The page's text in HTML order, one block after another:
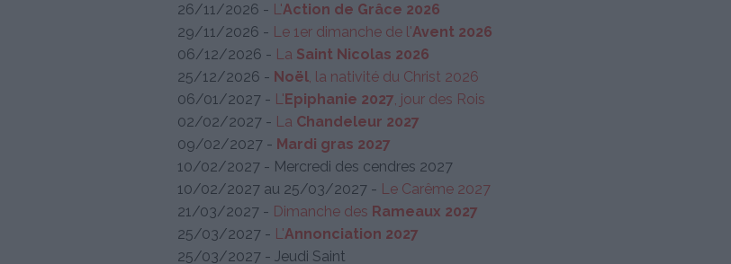
26/11/2026 - L'Action de Grâce 2026
29/11/2026 - Le 1er dimanche de l'Avent 2026
06/12/2026 - La Saint Nicolas 2026
25/12/2026 - Noël, la nativité du Christ 2026
06/01/2027 - L'Epiphanie 2027, jour des Rois
02/02/2027 - La Chandeleur 2027
09/02/2027 - Mardi gras 2027
10/02/2027 - Mercredi des cendres 2027
10/02/2027 au 25/03/2027 - Le Carême 2027
21/03/2027 - Dimanche des Rameaux 2027
25/03/2027 - L'Annonciation 2027
25/03/2027 - Jeudi Saint